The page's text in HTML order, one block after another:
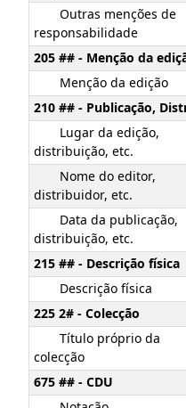
Outras menções de
responsabilidade
205 ## - Menção da
Menção da edição
210 ## - Publicação,
Lugar da edição,
distribuição, etc.
Nome do editor,
distribuidor, etc.
Data da publicação,
distribuição, etc.
215 ## - Descrição física
Descrição física
225 2# - Colecção
Título próprio da
colecção
675 ## - CDU